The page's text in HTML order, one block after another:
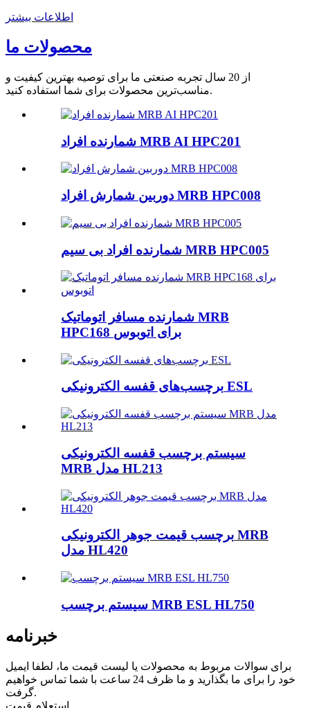
اطلاعات بیشتر
محصولات ما
از 20 سال تجربه صنعتی ما برای توصیه بهترین کیفیت و
مناسب‌ترین محصولات برای شما استفاده کنید.
شمارنده افراد MRB AI HPC201
دوربین شمارش افراد MRB HPC008
شمارنده افراد بی سیم MRB HPC005
شمارنده مسافر اتوماتیک MRB
HPC168 برای اتوبوس
برچسب‌های قفسه الکترونیکی ESL
سیستم برچسب قفسه الکترونیکی
MRB مدل HL213
برچسب قیمت جوهر الکترونیکی MRB
مدل HL420
سیستم برچسب MRB ESL HL750
خبرنامه
برای سوالات مربوط به محصولات یا لیست قیمت ما، لطفا ایمیل
خود را برای ما بگذارید و ما ظرف 24 ساعت با شما تماس خواهیم
گرفت.
استعلام قیمت